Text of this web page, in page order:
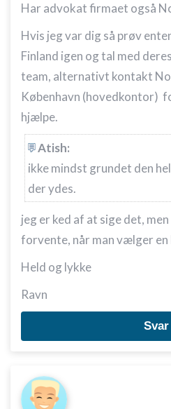
Har advokat firmaet også
Hvis jeg var dig så prøv
Finland igen og tal med
team, alternativt kontakt
København (hovedkontor)
hjælpe.
Atish:
ikke mindst grundet den
der ydes.
jeg er ked af at sige det,
forvente, når man vælger en
Held og lykke
Ravn
Svar